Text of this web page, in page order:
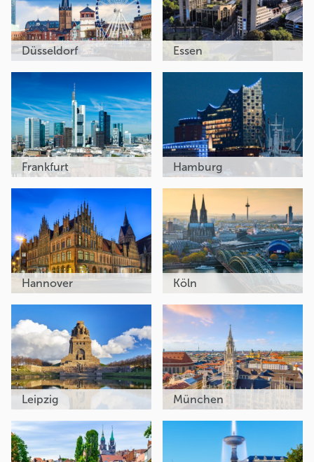
Düsseldorf Essen
Frankfurt Hamburg
Hannover Köln
Leipzig München